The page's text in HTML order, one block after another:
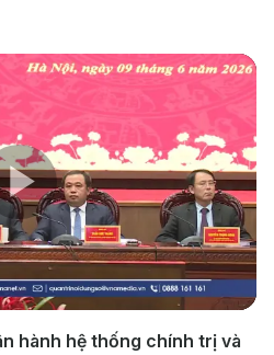
Play
Video
hành hệ thống chính trị và